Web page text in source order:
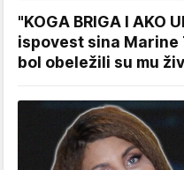
"KOGA BRIGA I AKO
ispovest sina Marine
bol obeležili su mu